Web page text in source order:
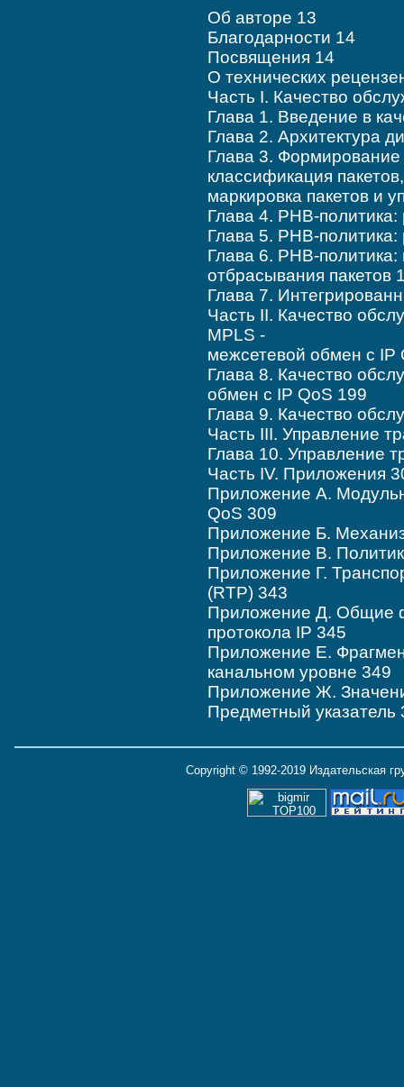
Об авторе 13
Благодарности 14
Посвящения 14
О технических
Часть I. Качество
Глава 1. Введение в
Глава 2. Архитектура
Глава 3.
классификация пакетов,
маркировка пакетов и
Глава 4. PHB-
Глава 5. PHB-
Глава 6. PHB-
отбрасывания пакетов
Глава 7.
Часть II. Качество
MPLS -
межсетевой обмен с IP
Глава 8. Качество
обмен с IP QoS 199
Глава 9. Качество
Часть III. Управление
Глава 10. Управление
Часть IV. Приложения
Приложение А.
QoS 309
Приложение Б.
Приложение В.
Приложение Г.
(RTP) 343
Приложение Д. Общие
протокола IP 345
Приложение Е.
канальном уровне 349
Приложение Ж.
Предметный указатель
Copyright © 1992-2019 Издательская